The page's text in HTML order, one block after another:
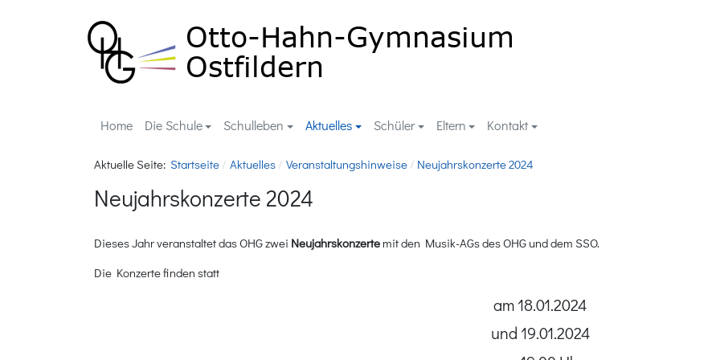
Home Die Schule Schulleben Aktuelles Schüler Eltern Kontakt
Aktuelle Seite: Startseite Aktuelles Veranstaltungshinweise Neujahrskonzerte 2024
Neujahrskonzerte 2024
Dieses Jahr veranstaltet das OHG zwei Neujahrskonzerte mit den Musik-AGs des OHG und dem SSO.
Die Konzerte finden statt
am 18.01.2024
und 19.01.2024